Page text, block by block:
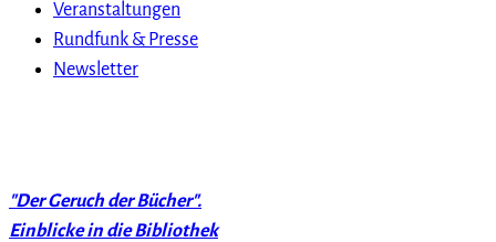
Veranstaltungen
Rundfunk & Presse
Newsletter
"Der Geruch der Bücher".
Einblicke in die Bibliothek